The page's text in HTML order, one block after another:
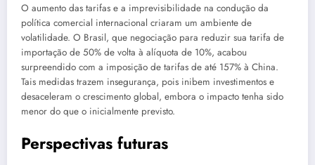
O aumento das tarifas e a imprevisibilidade na condução da
política comercial internacional criaram um ambiente de
volatilidade. O Brasil, que negociação para reduzir sua tarifa de
importação de 50% de volta à alíquota de 10%, acabou
surpreendido com a imposição de tarifas de até 157% à China.
Tais medidas trazem insegurança, pois inibem investimentos e
desaceleram o crescimento global, embora o impacto tenha sido
menor do que o inicialmente previsto.
Perspectivas futuras